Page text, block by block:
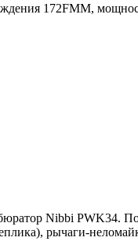
172FMM,
Nibbi PWK34.
рычаги-